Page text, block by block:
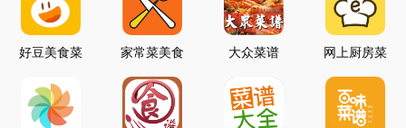
饪技巧等，以及如何利用菜谱软件分享自己的烹饪心得和创新点
子。同时，我们也意识到了菜谱软件的重要性和必要性。然而
好豆美食菜
家常菜美食
大众菜谱
网上厨房菜
苹果版